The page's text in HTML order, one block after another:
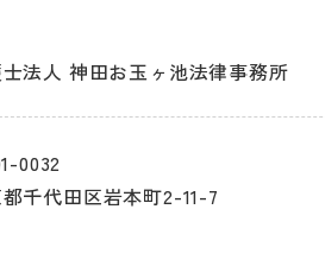
法人 神田お玉ヶ池法律事務所
0032
千代田区岩本町2-11-7